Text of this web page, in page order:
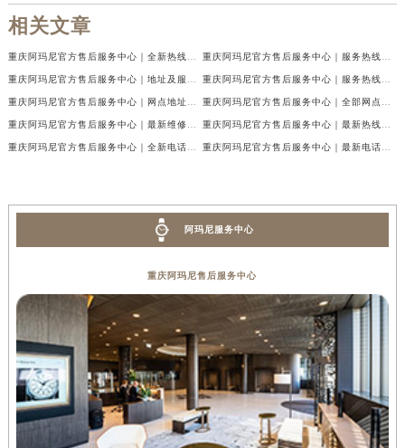
相关文章
阿玛尼服务中心
重庆阿玛尼售后服务中心